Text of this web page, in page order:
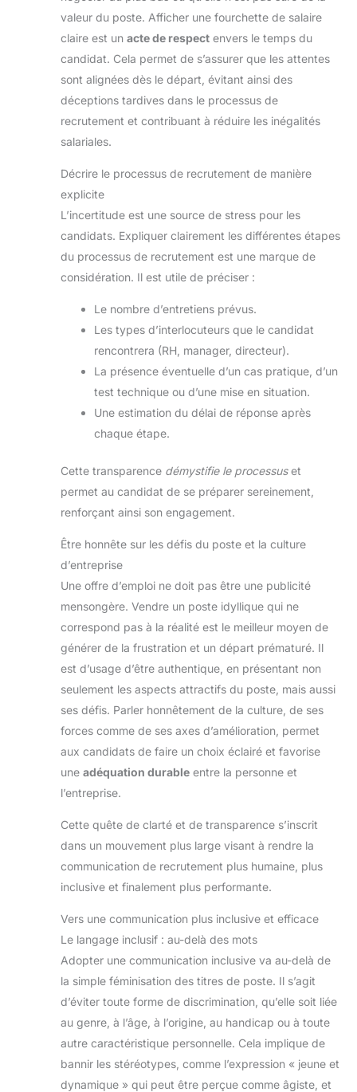
accoudoirs et pousser la chaise sous la table pour
gagner de la place. Facile à Assembler: Cette chaise
étapes, et est livrée avec toutes les pièces
nécessaires et un manuel d'utilisation détaillé, une
personne peut terminer l'installation en seulement 15
minutes !
valeur du poste. Afficher une fourchette de salaire
claire est un acte de respect envers le temps du
candidat. Cela permet de s’assurer que les attentes
sont alignées dès le départ, évitant ainsi des
déceptions tardives dans le processus de
recrutement et contribuant à réduire les inégalités
salariales.
Décrire le processus de recrutement de manière
explicite
L’incertitude est une source de stress pour les
candidats. Expliquer clairement les différentes étapes
du processus de recrutement est une marque de
considération. Il est utile de préciser :
Le nombre d’entretiens prévus.
Les types d’interlocuteurs que le candidat
rencontrera (RH, manager, directeur).
La présence éventuelle d’un cas pratique, d’un
test technique ou d’une mise en situation.
Une estimation du délai de réponse après
chaque étape.
Cette transparence démystifie le processuset
permet au candidat de se préparer sereinement,
renforçant ainsi son engagement.
Être honnête sur les défis du poste et la culture
d’entreprise
Une offre d’emploi ne doit pas être une publicité
mensongère. Vendre un poste idyllique qui ne
correspond pas à la réalité est le meilleur moyen de
générer de la frustration et un départ prématuré. Il
est d’usage d’être authentique, en présentant non
seulement les aspects attractifs du poste, mais aussi
ses défis. Parler honnêtement de la culture, de ses
forces comme de ses axes d’amélioration, permet
aux candidats de faire un choix éclairé et favorise
une adéquation durable entre la personne et
l’entreprise.
Cette quête de clarté et de transparence s’inscrit
dans un mouvement plus large visant à rendre la
communication de recrutement plus humaine, plus
inclusive et finalement plus performante.
Vers une communication plus inclusive et efficace
Le langage inclusif : au-delà des mots
Adopter une communication inclusive va au-delà de
la simple féminisation des titres de poste. Il s’agit
d’éviter toute forme de discrimination, qu’elle soit liée
au genre, à l’âge, à l’origine, au handicap ou à toute
autre caractéristique personnelle. Cela implique de
bannir les stéréotypes, comme l’expression « jeune et
dynamique » qui peut être perçue comme âgiste, et